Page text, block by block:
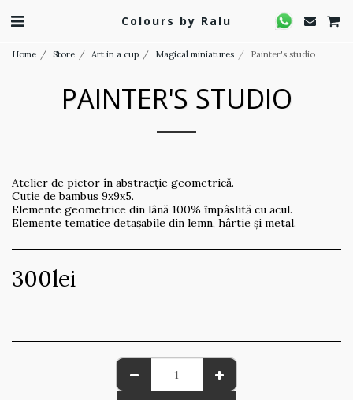
Colours by Ralu
Home Store Art in a cup Magical miniatures Painter's studio
PAINTER'S STUDIO
Atelier de pictor în abstracție geometrică.
Cutie de bambus 9x9x5.
Elemente geometrice din lână 100% împâslită cu acul.
Elemente tematice detașabile din lemn, hârtie și metal.
300lei